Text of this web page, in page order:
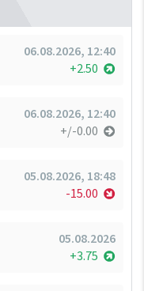
06.08.2026, 12:40
+2.50
06.08.2026, 12:40
+/-0.00
05.08.2026, 18:48
-15.00
05.08.2026
+3.75